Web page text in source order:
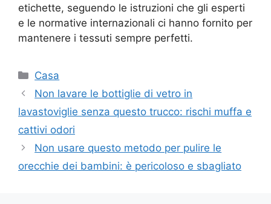
etichette, seguendo le istruzioni che gli esperti
e le normative internazionali ci hanno fornito per
mantenere i tessuti sempre perfetti.
Categorie
Casa
Non lavare le bottiglie di vetro in
lavastoviglie senza questo trucco: rischi muffa e
cattivi odori
Non usare questo metodo per pulire le
orecchie dei bambini: è pericoloso e sbagliato